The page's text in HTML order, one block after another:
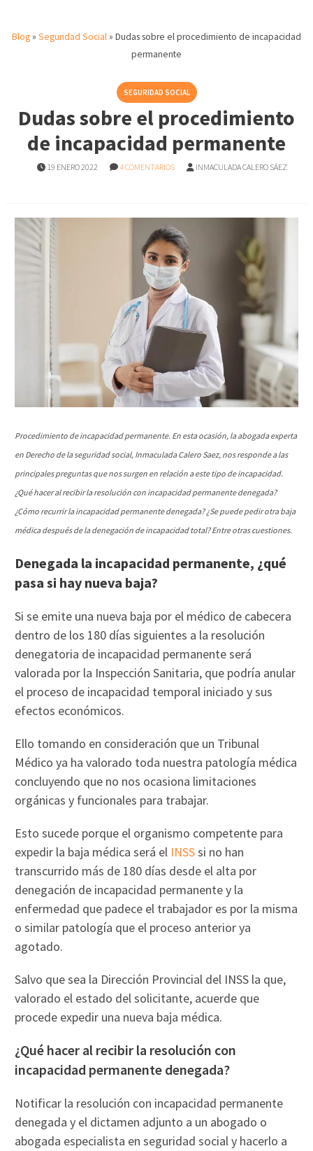
Blog» Seguridad Social» Dudas sobre el procedimiento de incapacidad
permanente
SEGURIDAD SOCIAL
Dudas sobre el procedimiento
de incapacidad permanente
19 ENERO 2022 4 COMENTARIOS INMACULADA CALERO SÁEZ
Procedimiento de incapacidad permanente. En esta ocasión, la abogada experta
en Derecho de la seguridad social, Inmaculada Calero Saez, nos responde a las
principales preguntas que nos surgen en relación a este tipo de incapacidad.
¿Qué hacer al recibir la resolución con incapacidad permanente denegada?
¿Cómo recurrir la incapacidad permanente denegada? ¿Se puede pedir otra baja
médica después de la denegación de incapacidad total?Entre otras cuestiones.
Denegada la incapacidad permanente, ¿qué
pasa si hay nueva baja?
Si se emite una nueva baja por el médico de cabecera
dentro de los 180 días siguientes a la resolución
denegatoria de incapacidad permanente será
valorada por la Inspección Sanitaria, que podría anular
el proceso de incapacidad temporal iniciado y sus
efectos económicos.
Ello tomando en consideración que un Tribunal
Médico ya ha valorado toda nuestra patología médica
concluyendo que no nos ocasiona limitaciones
orgánicas y funcionales para trabajar.
Esto sucede porque el organismo competente para
expedir la baja médica será el INSSsi no han
transcurrido más de 180 días desde el alta por
denegación de incapacidad permanente y la
enfermedad que padece el trabajador es por la misma
o similar patología que el proceso anterior ya
agotado.
Salvo que sea la Dirección Provincial del INSS la que,
valorado el estado del solicitante, acuerde que
procede expedir una nueva baja médica.
¿Qué hacer al recibir la resolución con
incapacidad permanente denegada?
Notificar la resolución con incapacidad permanente
denegada y el dictamen adjunto a un abogado o
abogada especialista en seguridad social y hacerlo a